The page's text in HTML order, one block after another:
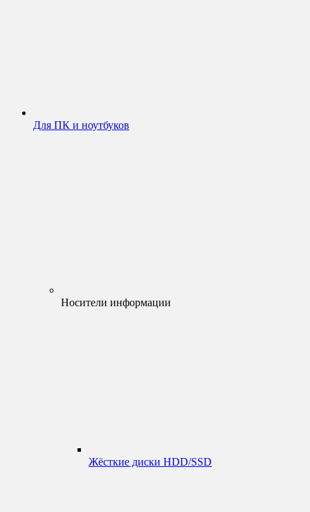
Для ПК и ноутбуков
Носители информации
Жёсткие диски HDD/SSD